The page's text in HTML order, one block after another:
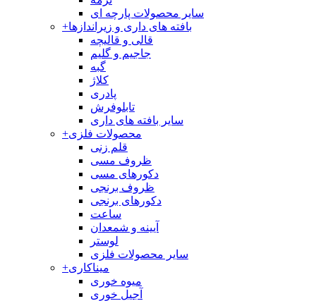
سایر محصولات پارچه ای
+بافته های داری و زیراندازها
قالی و قالیچه
جاجیم و گلیم
گبه
کلاژ
پادری
تابلوفرش
سایر بافته های داری
+محصولات فلزی
قلم زنی
ظروف مسی
دکورهای مسی
ظروف برنجی
دکورهای برنجی
ساعت
آیینه و شمعدان
لوستر
سایر محصولات فلزی
+میناکاری
میوه خوری
آجیل خوری